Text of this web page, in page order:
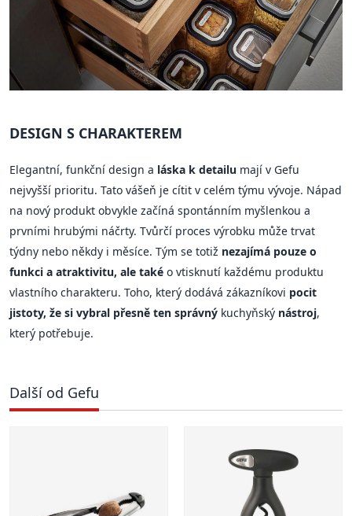
DESIGN S CHARAKTEREM
Elegantní, funkční design a láska k detailu mají v Gefu
nejvyšší prioritu. Tato vášeň je cítit v celém týmu vývoje. Nápad
na nový produkt obvykle začíná spontánním myšlenkou a
prvními hrubými náčrty. Tvůrčí proces výrobku může trvat
týdny nebo někdy i měsíce. Tým se totiž nezajímá pouze o
funkci a atraktivitu, ale také o vtisknutí každému produktu
vlastního charakteru. Toho, který dodává zákazníkovi pocit
jistoty, že si vybral přesně ten správný kuchyňský nástroj,
který potřebuje.
Další od Gefu